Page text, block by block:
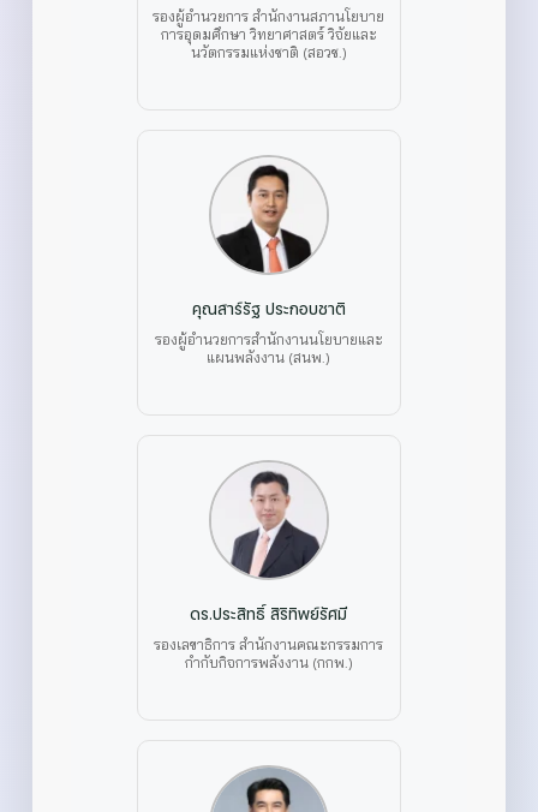
รองผู้อำนวยการ สำนักงานสภานโยบาย
การอุดมศึกษา วิทยาศาสตร์ วิจัยและ
นวัตกรรมแห่งชาติ (สอวช.)
คุณสาร์รัฐ ประกอบชาติ
รองผู้อำนวยการสำนักงานนโยบายและ
แผนพลังงาน (สนพ.)
ดร.ประสิทธิ์ สิริทิพย์รัศมี
รองเลขาธิการ สำนักงานคณะกรรมการ
กำกับกิจการพลังงาน (กกพ.)